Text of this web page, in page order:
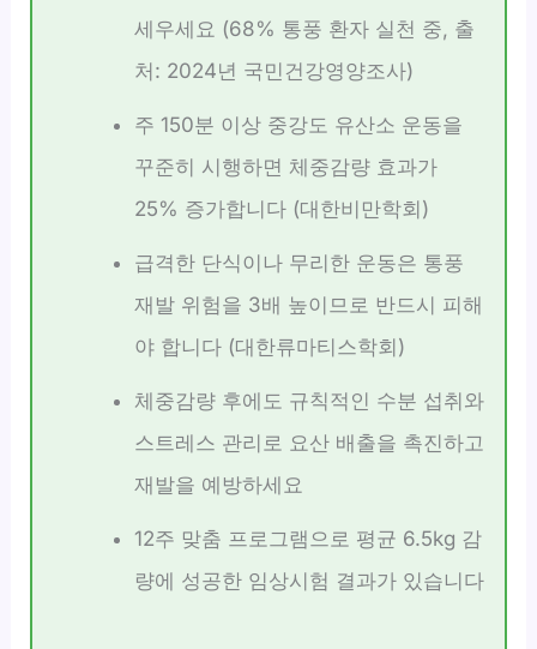
세우세요 (68% 통풍 환자 실천 중, 출
처: 2024년 국민건강영양조사)
주 150분 이상 중강도 유산소 운동을
꾸준히 시행하면 체중감량 효과가
25% 증가합니다 (대한비만학회)
급격한 단식이나 무리한 운동은 통풍
재발 위험을 3배 높이므로 반드시 피해
야 합니다 (대한류마티스학회)
체중감량 후에도 규칙적인 수분 섭취와
스트레스 관리로 요산 배출을 촉진하고
재발을 예방하세요
12주 맞춤 프로그램으로 평균 6.5kg 감
량에 성공한 임상시험 결과가 있습니다